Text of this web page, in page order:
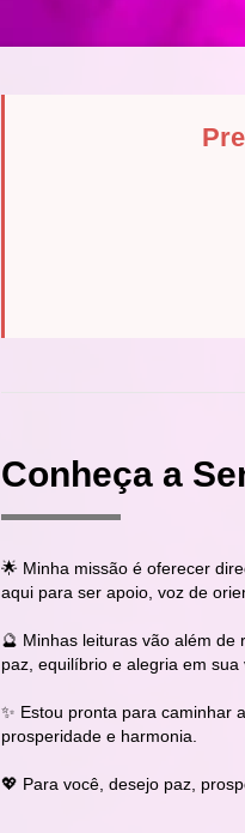
Conheça a
🌟 Minha missão é oferecer
aqui para ser apoio, voz de
🔮 Minhas leituras vão além
paz, equilíbrio e alegria em sua
✨ Estou pronta para caminhar
prosperidade e harmonia.
💖 Para você, desejo paz,